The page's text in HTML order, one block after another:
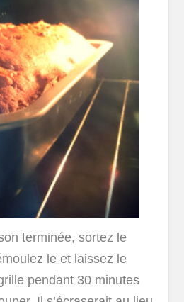
terminée, sortez le
le et laissez le
pendant 30 minutes